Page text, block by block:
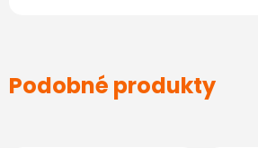
Podobné produkty